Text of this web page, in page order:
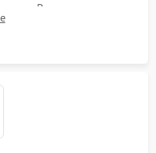
Ремонт или замена
алгоритмов.